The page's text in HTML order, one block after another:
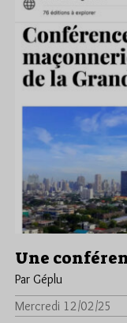
Une
Par Géplu
Mercredi 12/02/25